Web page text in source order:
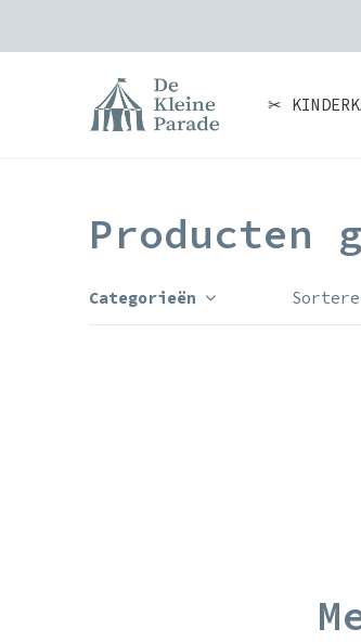
✂
Producten
Categorieën